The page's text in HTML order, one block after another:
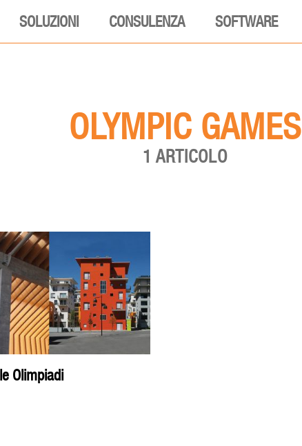
SOLUZIONI CONSULENZA SOFTWARE
OLYMPIC GAMES
1 ARTICOLO
Olimpiadi